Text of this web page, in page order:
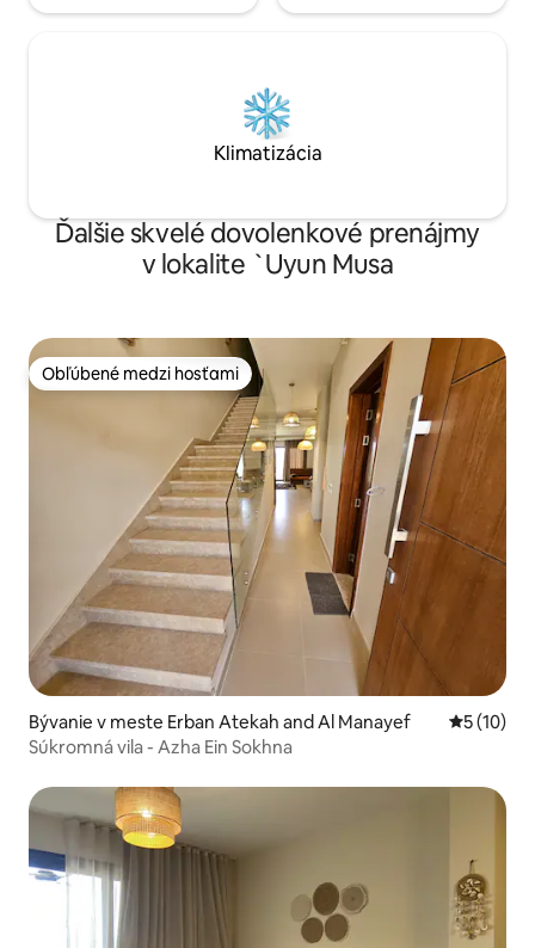
Klimatizácia
Ďalšie skvelé dovolenkové prenájmy
v lokalite `Uyun Musa
Obľúbené medzi hosťami
Obľúbené medzi hosťami
Bývanie v meste Erban Atekah and Al Manayef
5 (10)
Súkromná vila - Azha Ein Sokhna